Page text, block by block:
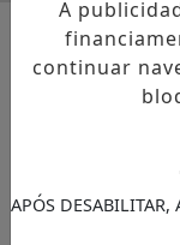
NOTÍCIAS/
Clima
A
continuar
APÓS DESABILITAR,